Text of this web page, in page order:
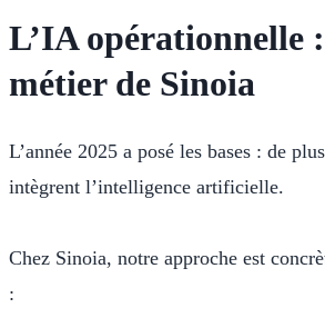
L’IA opérationnelle
métier de Sinoia
L’année 2025 a posé les bases : de
intègrent l’intelligence artificielle.
Chez Sinoia, notre approche est
: